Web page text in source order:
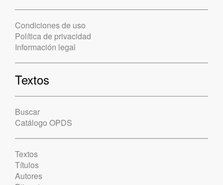
Condiciones de uso
Política de privacidad
Información legal
Textos
Buscar
Catálogo OPDS
Textos
Títulos
Autores